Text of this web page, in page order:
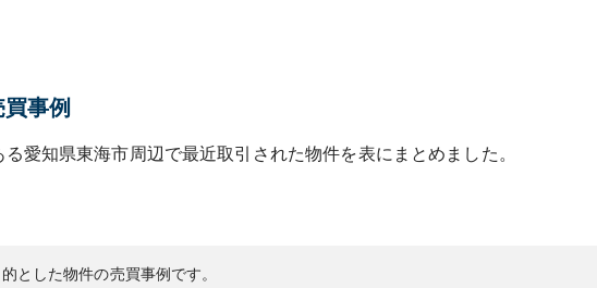
事例
る愛知県東海市周辺で最近取引された物件を表にまとめました。
とした物件の売買事例です。